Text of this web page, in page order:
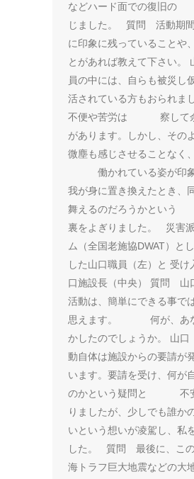
などハード面での復旧
じました。 質問 活動期
に印象に残っていることや
とがあれば教えて下さい
員の中には、自らも被災し
活されている方もおられま
不便や苦労は 察して余
があります。しかし、その
微塵も感じさせることなく
働かれている姿が印象
我が身に置き換えたとき、
舞えるのだろうかとい
裏をよぎりました。 災害
ム（全国老施協DWAT）と
した山口職員（左）と 受け
口施設長（中央） 質問 山
活動は、簡単にできる事で
思えます。 何が、あな
かしたのでしょうか。 山
動自体は施設からの要請が
います。要請を受け、何が
のかという疑問と 不安
りましたが、少しでも誰か
いという想いが凌駕し、私
した。 質問 最後に、こ
海トラフ巨大地震などの大